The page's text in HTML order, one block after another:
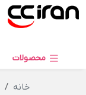
محصولات
خانه